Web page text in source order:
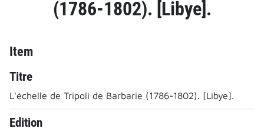
(1786-1802). [Libye].
Item
Titre
L'échelle de Tripoli de Barbarie (1786-1802). [Libye].
Edition